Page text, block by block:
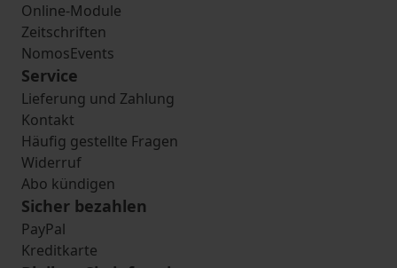
Online-Module
Zeitschriften
NomosEvents
Service
Lieferung und Zahlung
Kontakt
Häufig gestellte Fragen
Widerruf
Abo kündigen
Sicher bezahlen
PayPal
Kreditkarte